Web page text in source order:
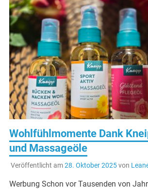
Wohlfühlmomente Dank
und Massageöle
Veröffentlicht am28. Oktober 2025von
Werbung Schon vor Tausenden von